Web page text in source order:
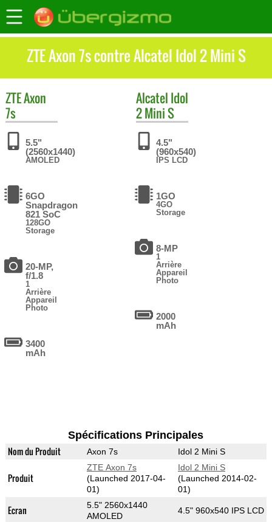
ZTE Axon 7s contre Alcatel Idol 2 Mini S
ZTEAxon
7s
5.5"
(2560x1440)
AMOLED
6GO
Snapdragon
821 SoC
128GO
Storage
20-MP,
f/1.8
1
Arrière
Appareil
Photo
3400
mAh
Alcatel Idol
2 Mini S
4.5"
(960x540)
IPS LCD
1GO
4GO
Storage
8-MP
1
Arrière
Appareil
Photo
2000
mAh
Spécifications Principales
Nom du Produit Axon 7s Idol 2 Mini S
Produit
ZTE Axon 7s
(Launched 2017-04-
01)
Idol 2 Mini S
(Launched 2014-02-
01)
Ecran
5.5" 2560x1440
AMOLED
4.5" 960x540 IPS LCD